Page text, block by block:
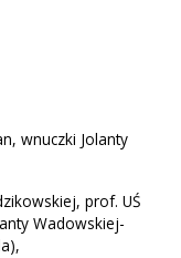
wnuczki Jolanty
prof. UŚ
Wadowskiej-